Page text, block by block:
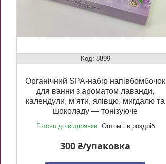
8899
Органічний SPA-набір напівбомбочок
для ванни з ароматом лаванди,
календули, м’яти, ялівцю, мигдалю та
шоколаду — тонізуюче
Готово до відправки Оптом і в роздріб
300 ₴/упаковка